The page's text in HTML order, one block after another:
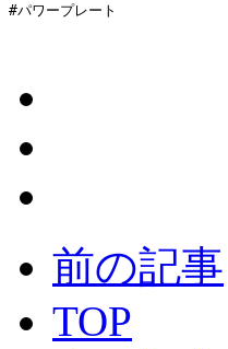
#パワープレート
前の記事
TOP